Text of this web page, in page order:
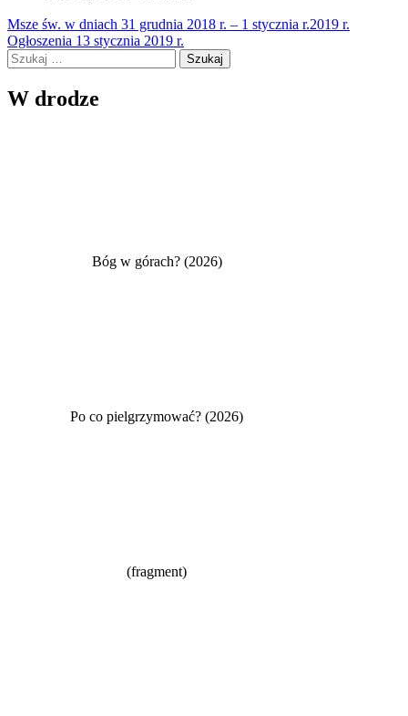
Nawigacja
wpisu
Msze św. w dniach 31 grudnia 2018 r. – 1 stycznia r.2019 r.
Ogłoszenia 13 stycznia 2019 r.
Szukaj:
W drodze
Bóg w górach? (2026)
Po co pielgrzymować? (2026)
(fragment)